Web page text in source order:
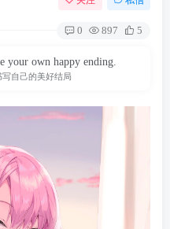
0 897 5
your own happy ending.
自己的美好结局